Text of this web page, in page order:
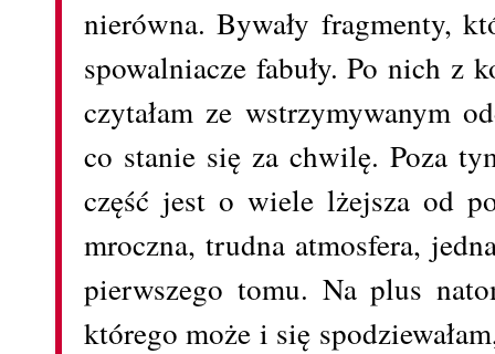
nierówna. Bywały fragmenty,
spowalniacze fabuły. Po nich z
czytałam ze wstrzymywanym
co stanie się za chwilę. Poza
część jest o wiele lżejsza od
mroczna, trudna atmosfera,
pierwszego tomu. Na plus
którego może i się